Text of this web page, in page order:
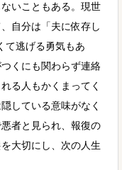
いこともある。現世
自分は「夫に依存し
て逃げる勇気もあ
くにも関わらず連絡
る人もかくまってく
している意味がなく
者と見られ、報復の
大切にし、次の人生